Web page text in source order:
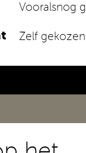
Vooralsnog
Zelf